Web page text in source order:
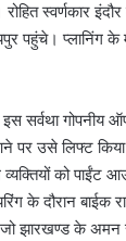
रोहित स्वर्णकार
पहुंचे। प्लानिंग के
सर्वथा गोपनीय
आने पर उसे लिफ्ट
को पाईंट
के दौरान बाईक
झारखण्ड के अमन